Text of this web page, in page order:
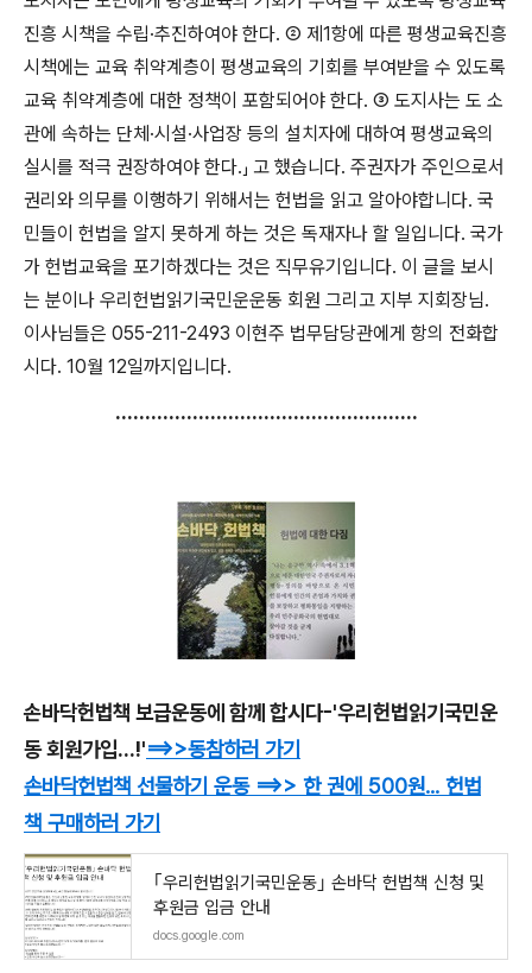
진흥 시책을 수립·추진하여야 한다. ② 제 1항에 따른 평생교육진흥
시책에는 교육 취약계층이 평생교육의 기회를 부여받을 수 있도록
교육 취약계층에 대한 정책이 포함되어야 한다. ③ 도지사는 도 소
관에 속하는 단체 ·시설·사업장 등의 설치자에 대하여 평생교육의
실시를 적극 권장하여야 한다.」 고 했습니다. 주권자가 주인으로서
권리와 의무를 이행하기 위해서는 헌법을 읽고 알아야합니다. 국
민들이 헌법을 알지 못하게 하는 것은 독재자나 할 일입니다. 국가
가 헌법교육을 포기하겠다는 것은 직무유기입니다. 이 글을 보시
는 분이나 우리헌법읽기국민운운동 회원 그리고 지부 지회장님.
이사님들은 055-211-2493 이현주 법무담당관에게 항의 전화합
시다. 10월 12일까지입니다.
...................................................
손바닥헌법책 보급운동에 함께 합시다-'우리헌법읽기국민운
동 회원가입...!'==>>동참하러 가기
손바닥헌법책 선물하기 운동 ==>> 한 권에 500원... 헌법
책 구매하러 가기
｢우리헌법읽기국민운동｣ 손바닥 헌법책 신청 및
후원금 입금 안내
docs.google.com